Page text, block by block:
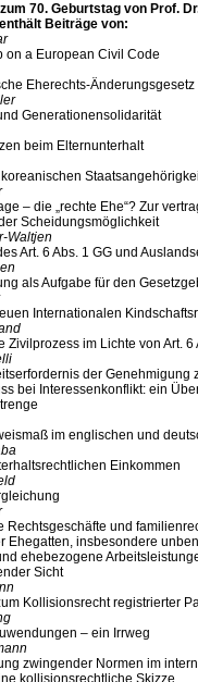
70. Geburtstag von Prof.
Beiträge von:
on a European Civil Code
Eherechts-
Generationensolidarität
beim Elternunterhalt
– die „rechte Ehe“? Zur
Scheidungsmöglichkeit
Waltjen
Art. 6 Abs. 1 GG und
als Aufgabe für den
Internationalen
Zivilprozess im Lichte von Art. 6
der Genehmigung
bei Interessenkonflikt: ein
im englischen und
Einkommen
Rechtsgeschäfte und
Ehegatten, insbesondere
ehebezogene
Sicht
Kollisionsrecht registrierter
– ein Irrweg
zwingender Normen im
kollisionsrechtliche Skizze